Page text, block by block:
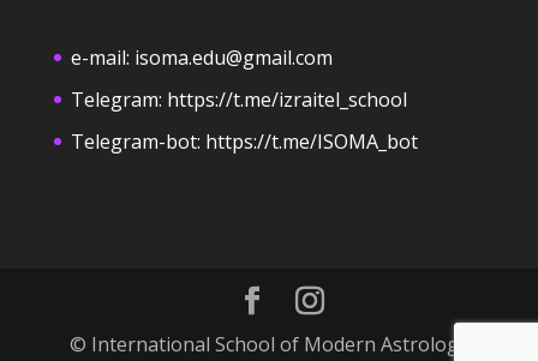
e-mail: isoma.edu@gmail.com
Telegram: https://t.me/izraitel_school
Telegram-bot: https://t.me/ISOMA_bot
© International School of Modern Astrology